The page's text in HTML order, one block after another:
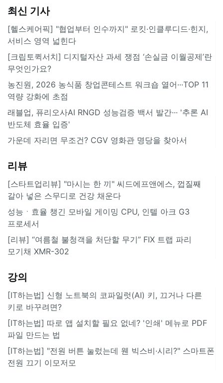
최신 기사
[헬스케어픽] "협업부터 인수까지" 로킷·인클루디드·힌지,
서비스 영역 넓힌다
[크립토퀵서치] 디지털자산 과세 쟁점 ‘손실금 이월공제’란
무엇인가요?
농진원, 2026 농식품 창업콘테스트 워크숍 열어···TOP 11
역량 강화에 초점
래블업, 퓨리오사AI RNGD 성능검증 백서 발간··· '추론 AI
반도체 효율 입증'
가운데 자리면 무조건? CGV 영화관 명당을 찾아서
리뷰
[스타트업리뷰] "마시는 한 끼" 씨드에프앤에스, 껍질째
갈아 넣은 스무디로 건강 채운다
성능ㆍ효율 챙긴 모바일 게이밍 CPU, 인텔 아크 G3
프로세서
[리뷰] “여름철 불청객을 처단할 무기” FIX 트랩 파리
모기채 XMR-302
강의
[IT하는법] 신형 노트북의 코파일럿(AI) 키, 끄거나 다른
키로 바꾸려면?
[IT하는법] 따로 앱 설치할 필요 없네? '인쇄' 메뉴로 PDF
파일 만드는 법
[IT하는법] "전원 버튼 눌렀는데 웬 빅스비·시리?" 스마트폰
전원 끄기 이모저모